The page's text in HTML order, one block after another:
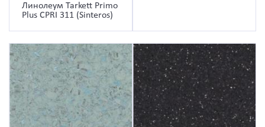
Линолеум Tarkett Primo
Plus CPRI 311 (Sinteros)